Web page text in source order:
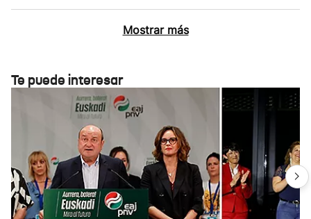
Mostrar más
Te puede interesar